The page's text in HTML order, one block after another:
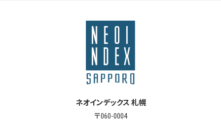
ネオインデックス 札幌
〒060-0004